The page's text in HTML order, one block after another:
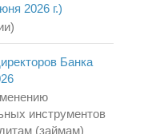
2026 г.)
Банка
инструментов
(займам)